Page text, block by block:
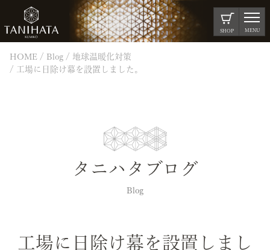
SHOP MENU
HOME Blog
地球温暖化対策
工場に日除け幕を設置しました。
タニハタブログ
Blog
工場に日除け幕を設置しまし